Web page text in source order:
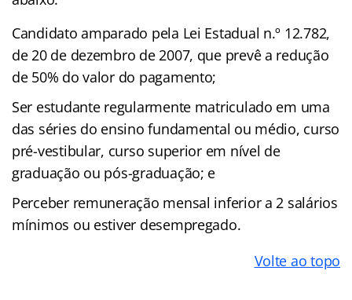
Candidato amparado pela Lei Estadual n.º 12.782,
de 20 de dezembro de 2007, que prevê a redução
de 50% do valor do pagamento;
Ser estudante regularmente matriculado em uma
das séries do ensino fundamental ou médio, curso
pré-vestibular, curso superior em nível de
graduação ou pós-graduação; e
Perceber remuneração mensal inferior a 2 salários
mínimos ou estiver desempregado.
Volte ao topo